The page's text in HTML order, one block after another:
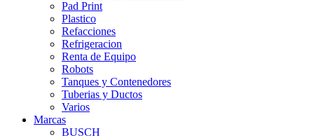
Pad Print
Plastico
Refacciones
Refrigeracion
Renta de Equipo
Robots
Tanques y Contenedores
Tuberias y Ductos
Varios
Marcas
BUSCH